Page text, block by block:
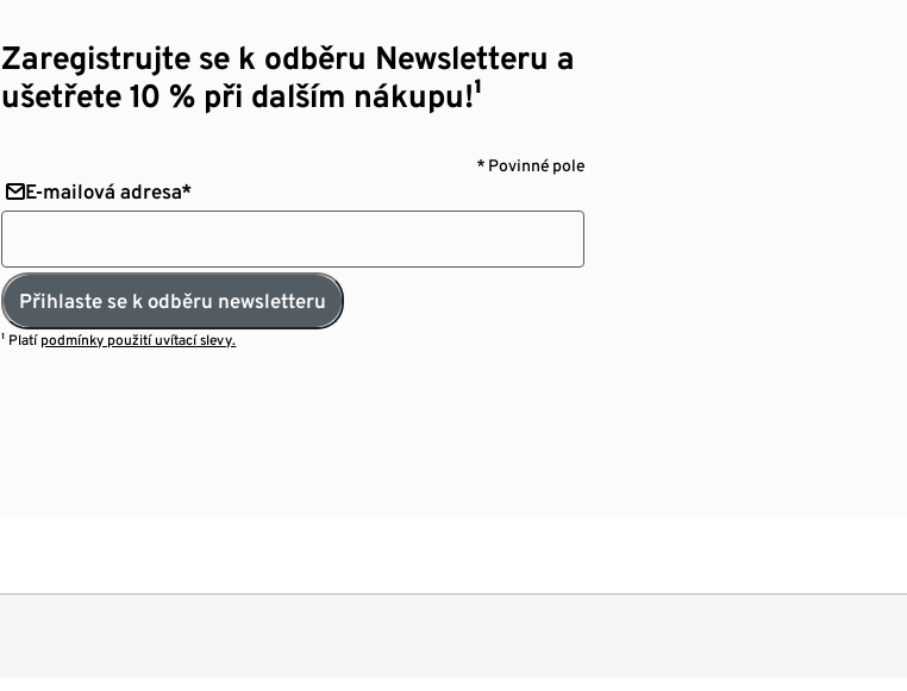
Zaregistrujte se k odběru Newsletteru a
ušetřete 10 % při dalším nákupu!¹
* Povinné pole
E-mailová adresa*
Přihlaste se k odběru newsletteru
¹ Platí podmínky použití uvítací slevy.